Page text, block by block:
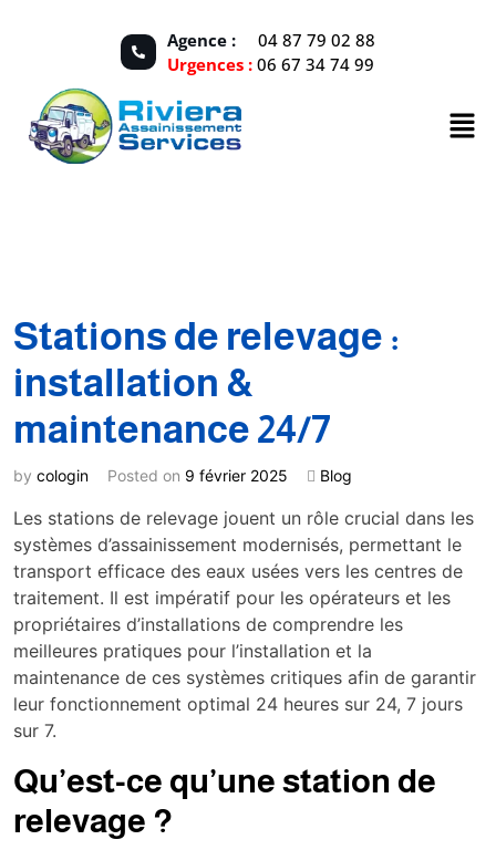
Agence :
04 87 79 02 88
Urgences : 06 67 34 74 99
Stations de relevage :
installation &
maintenance 24/7
by cologin Posted on 9 février 2025 Blog
Les stations de relevage jouent un rôle crucial dans les
systèmes d’assainissement modernisés, permettant le
transport efficace des eaux usées vers les centres de
traitement. Il est impératif pour les opérateurs et les
propriétaires d’installations de comprendre les
meilleures pratiques pour l’installation et la
maintenance de ces systèmes critiques afin de garantir
leur fonctionnement optimal 24 heures sur 24, 7 jours
sur 7.
Qu’est-ce qu’une station de
relevage ?